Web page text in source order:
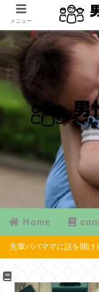
Home
先輩パパママに話を聞け
メニュー